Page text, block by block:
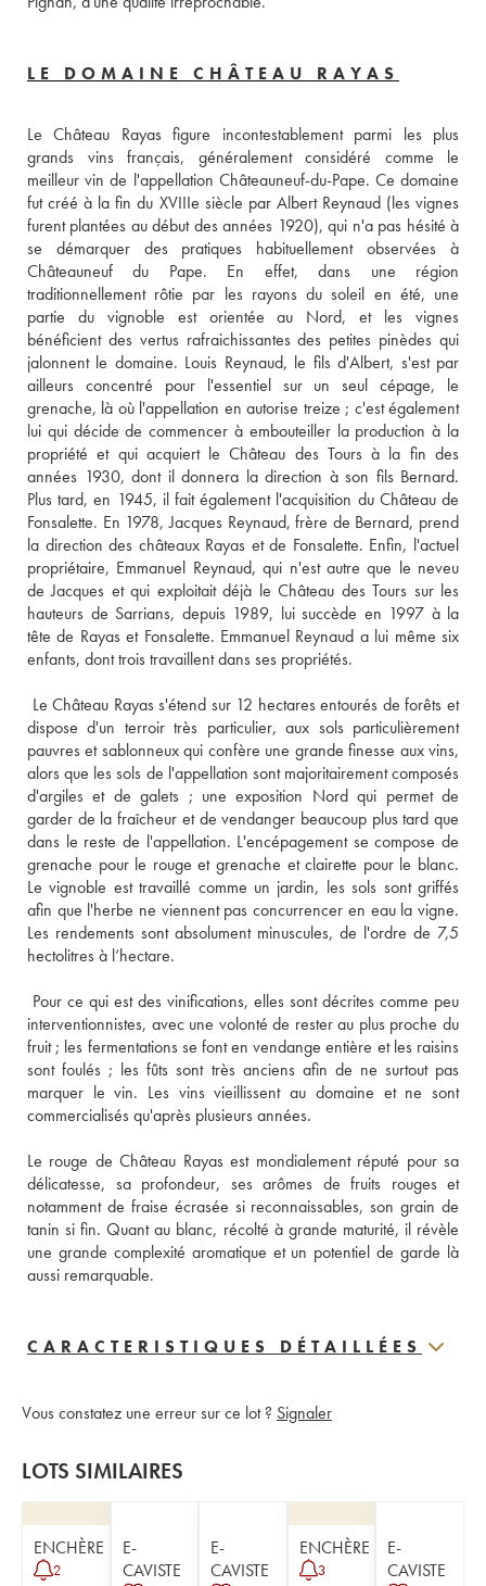
LE DOMAINE CHÂTEAU RAYAS
Le Château Rayas figure incontestablement parmi les plus
grands vins français, généralement considéré comme le
meilleur vin de l'appellation Châteauneuf-du-Pape. Ce domaine
fut créé à la fin du XVIIIe siècle par Albert Reynaud (les vignes
furent plantées au début des années 1920), qui n'a pas hésité à
se démarquer des pratiques habituellement observées à
Châteauneuf du Pape. En effet, dans une région
traditionnellement rôtie par les rayons du soleil en été, une
partie du vignoble est orientée au Nord, et les vignes
bénéficient des vertus rafraichissantes des petites pinèdes qui
jalonnent le domaine. Louis Reynaud, le fils d'Albert, s'est par
ailleurs concentré pour l'essentiel sur un seul cépage, le
grenache, là où l'appellation en autorise treize ; c'est également
lui qui décide de commencer à embouteiller la production à la
propriété et qui acquiert le Château des Tours à la fin des
années 1930, dont il donnera la direction à son fils Bernard.
Plus tard, en 1945, il fait également l'acquisition du Château de
Fonsalette. En 1978, Jacques Reynaud, frère de Bernard, prend
la direction des châteaux Rayas et de Fonsalette. Enfin, l'actuel
propriétaire, Emmanuel Reynaud, qui n'est autre que le neveu
de Jacques et qui exploitait déjà le Château des Tours sur les
hauteurs de Sarrians, depuis 1989, lui succède en 1997 à la
tête de Rayas et Fonsalette. Emmanuel Reynaud a lui même six
enfants, dont trois travaillent dans ses propriétés.
Le Château Rayas s'étend sur 12 hectares entourés de forêts et
dispose d'un terroir très particulier, aux sols particulièrement
pauvres et sablonneux qui confère une grande finesse aux vins,
alors que les sols de l'appellation sont majoritairement composés
d'argiles et de galets ; une exposition Nord qui permet de
garder de la fraîcheur et de vendanger beaucoup plus tard que
dans le reste de l'appellation. L'encépagement se compose de
grenache pour le rouge et grenache et clairette pour le blanc.
Le vignoble est travaillé comme un jardin, les sols sont griffés
afin que l'herbe ne viennent pas concurrencer en eau la vigne.
Les rendements sont absolument minuscules, de l'ordre de 7,5
hectolitres à l’hectare.
Pour ce qui est des vinifications, elles sont décrites comme peu
interventionnistes, avec une volonté de rester au plus proche du
fruit ; les fermentations se font en vendange entière et les raisins
sont foulés ; les fûts sont très anciens afin de ne surtout pas
marquer le vin. Les vins vieillissent au domaine et ne sont
commercialisés qu'après plusieurs années.
Le rouge de Château Rayas est mondialement réputé pour sa
délicatesse, sa profondeur, ses arômes de fruits rouges et
notamment de fraise écrasée si reconnaissables, son grain de
tanin si fin. Quant au blanc, récolté à grande maturité, il révèle
une grande complexité aromatique et un potentiel de garde là
aussi remarquable.
CARACTERISTIQUES DÉTAILLÉES
Vous constatez une erreur sur ce lot ? Signaler
LOTS SIMILAIRES
ENCHÈRE
2
E-
CAVISTE
E-
CAVISTE
ENCHÈRE
3
E-
CAVISTE